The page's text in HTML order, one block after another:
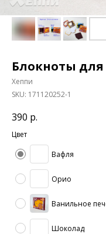
Блокноты для
Хеппи
SKU: 171120252-1
390 р.
Цвет
Вафля
Орио
Ванильное
Шоколад